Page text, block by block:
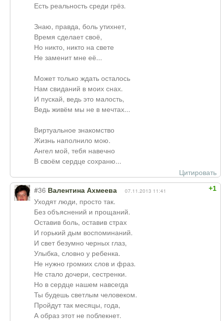
Есть реальность среди грёз.
Знаю, правда, боль утихнет,
Время сделает своё,
Но никто, никто на свете
Не заменит мне её...
Может только ждать осталось
Нам свиданий в моих снах.
И пускай, ведь это малость,
Ведь живём мы не в мечтах...
Виртуальное знакомство
Жизнь наполнило мою.
Ангел мой, тебя навечно
В своём сердце сохраню...
Цитировать
+1
#36 Валентина Ахмеева 07.11.2013 11:41
Уходят люди, просто так.
Без объяснений и прощаний.
Оставив боль, оставив страх
И горький дым воспоминаний.
И свет безумно черных глаз,
Улыбка, словно у ребенка.
Не нужно громких слов и фраз.
Не стало дочери, сестренки.
Но в сердце нашем навсегда
Ты будешь светлым человеком.
Пройдут так месяцы, года,
А образ этот не поблекнет.